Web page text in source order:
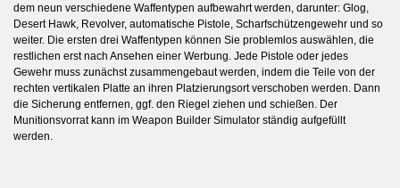
dem neun verschiedene Waffentypen aufbewahrt werden, darunter: Glog,
Desert Hawk, Revolver, automatische Pistole, Scharfschützengewehr und so
weiter. Die ersten drei Waffentypen können Sie problemlos auswählen, die
restlichen erst nach Ansehen einer Werbung. Jede Pistole oder jedes
Gewehr muss zunächst zusammengebaut werden, indem die Teile von der
rechten vertikalen Platte an ihren Platzierungsort verschoben werden. Dann
die Sicherung entfernen, ggf. den Riegel ziehen und schießen. Der
Munitionsvorrat kann im Weapon Builder Simulator ständig aufgefüllt
werden.